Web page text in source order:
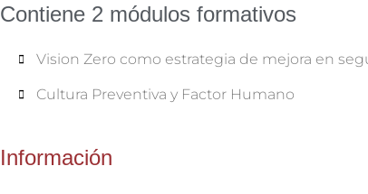
Contiene 2 módulos formativos
Vision Zero como estrategia de mejora en
Cultura Preventiva y Factor Humano
Información